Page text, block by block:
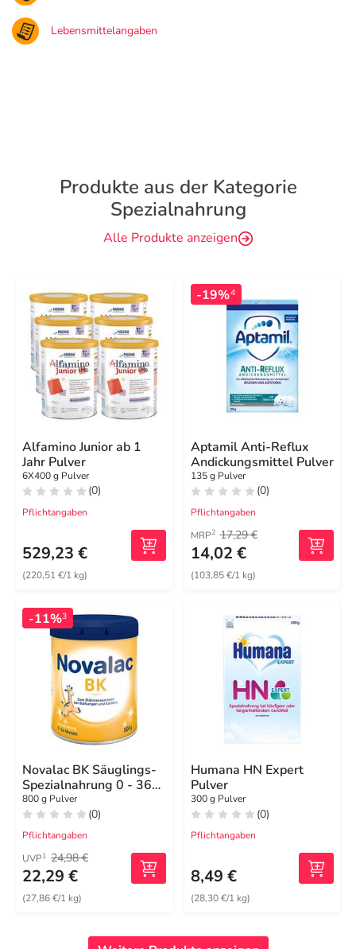
Lebensmittelangaben
Produkte aus der Kategorie
Spezialnahrung
Alle Produkte anzeigen
Alfamino Junior ab 1
Jahr Pulver
6X400 g Pulver
(0)
Pflichtangaben
529,23 €
(220,51 €/1 kg)
-19%4
Aptamil Anti-Reflux
Andickungsmittel Pulver
135 g Pulver
(0)
Pflichtangaben
MRP2 17,29 €
14,02 €
(103,85 €/1 kg)
-11%3
Novalac BK Säuglings-
Spezialnahrung 0 - 36
Mon.Pulver
800 g Pulver
(0)
Pflichtangaben
UVP1 24,98 €
22,29 €
(27,86 €/1 kg)
Humana HN Expert
Pulver
300 g Pulver
(0)
Pflichtangaben
8,49 €
(28,30 €/1 kg)